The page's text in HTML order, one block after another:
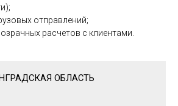
отправлений;
расчетов с клиентами.
ОБЛАСТЬ